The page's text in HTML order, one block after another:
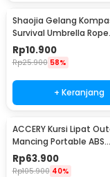
Shaojia Gelang
Survival Umbrella Rope
Bracelet - HJT41
Rp10.900
Rp25.900 58%
+ Keranjang
ACCERY Kursi Lipat
Mancing Portable ABS
Telescopic Chair -
Rp63.900
Rp105.900 40%